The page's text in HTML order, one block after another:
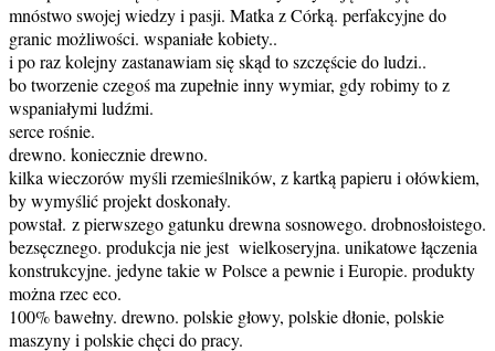
mnóstwo swojej wiedzy i pasji. Matka z Córką. perfakcyjne do
granic możliwości. wspaniałe kobiety..
i po raz kolejny zastanawiam się skąd to szczęście do ludzi..
bo tworzenie czegoś ma zupełnie inny wymiar, gdy robimy to z
wspaniałymi ludźmi.
serce rośnie.
drewno. koniecznie drewno.
kilka wieczorów myśli rzemieślników, z kartką papieru i ołówkiem,
by wymyślić projekt doskonały.
powstał. z pierwszego gatunku drewna sosnowego. drobnosłoistego.
bezsęcznego. produkcja nie jest wielkoseryjna. unikatowe łączenia
konstrukcyjne. jedyne takie w Polsce a pewnie i Europie. produkty
można rzec eco.
100% bawełny. drewno. polskie głowy, polskie dłonie, polskie
maszyny i polskie chęci do pracy.